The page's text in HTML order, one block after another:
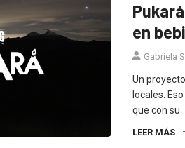
en
Gabriela
Un
locales.
que con su
LEER MÁS